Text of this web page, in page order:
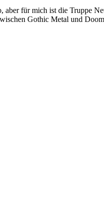
für mich ist die Truppe
Gothic Metal und